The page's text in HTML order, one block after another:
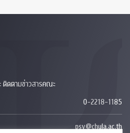
ติดตามข่าวสารคณะ
0-2218-1185
psy@chula.ac.th